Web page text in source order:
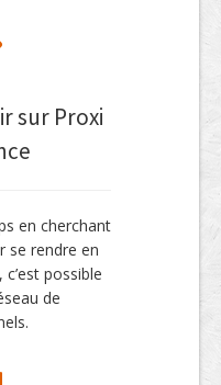
sur Proxi
en cherchant
se rendre en
possible
de